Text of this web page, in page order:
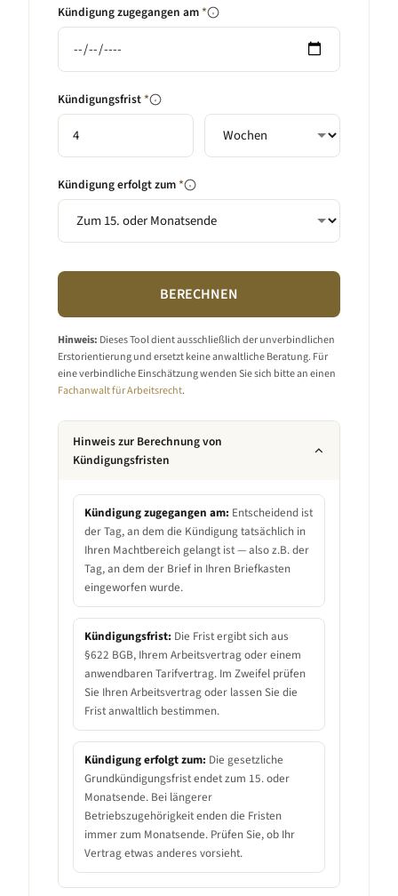
Kündigung zugegangen am*
Kündigungsfrist*
Kündigung erfolgt zum*
BERECHNEN
Hinweis: Dieses Tool dient ausschließlich der unverbindlichen
Erstorientierung und ersetzt keine anwaltliche Beratung. Für
eine verbindliche Einschätzung wenden Sie sich bitte an einen
Fachanwalt für Arbeitsrecht.
Hinweis zur Berechnung von
Kündigungsfristen
Kündigung zugegangen am: Entscheidend ist
der Tag, an dem die Kündigung tatsächlich in
Ihren Machtbereich gelangt ist — also z.B. der
Tag, an dem der Brief in Ihren Briefkasten
eingeworfen wurde.
Kündigungsfrist: Die Frist ergibt sich aus
§622 BGB, Ihrem Arbeitsvertrag oder einem
anwendbaren Tarifvertrag. Im Zweifel prüfen
Sie Ihren Arbeitsvertrag oder lassen Sie die
Frist anwaltlich bestimmen.
Kündigung erfolgt zum: Die gesetzliche
Grundkündigungsfrist endet zum 15. oder
Monatsende. Bei längerer
Betriebszugehörigkeit enden die Fristen
immer zum Monatsende. Prüfen Sie, ob Ihr
Vertrag etwas anderes vorsieht.